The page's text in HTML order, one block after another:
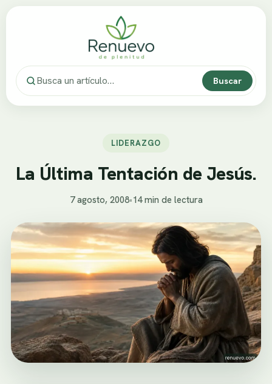
Buscar
LIDERAZGO
La Última Tentación de Jesús.
7 agosto, 2008•14 min de lectura